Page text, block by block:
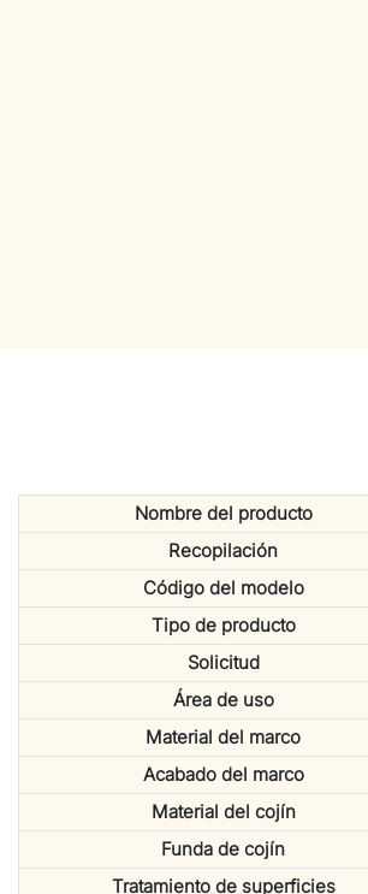
Nombre del producto
Recopilación
Código del modelo
Tipo de producto
Solicitud
Área de uso
Material del marco
Acabado del marco
Material del cojín
Funda de cojín
Tratamiento de superficies